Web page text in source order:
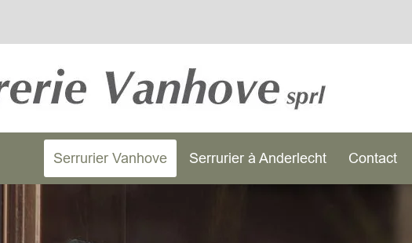
Serrurier Vanhove Serrurier à Anderlecht Contact